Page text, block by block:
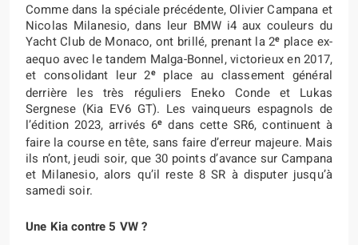
Comme dans la spéciale précédente, Olivier Campana et
Nicolas Milanesio, dans leur BMW i4 aux couleurs du
Yacht Club de Monaco, ont brillé, prenant la 2e place ex-
aequo avec le tandem Malga-Bonnel, victorieux en 2017,
et consolidant leur 2eplace au classement général
derrière les très réguliers Eneko Conde et Lukas
Sergnese (Kia EV6 GT). Les vainqueurs espagnols de
l’édition 2023, arrivés 6e dans cette SR6, continuent à
faire la course en tête, sans faire d’erreur majeure. Mais
ils n’ont, jeudi soir, que 30 points d’avance sur Campana
et Milanesio, alors qu’il reste 8 SR à disputer jusqu’à
samedi soir.
Une Kia contre 5 VW ?